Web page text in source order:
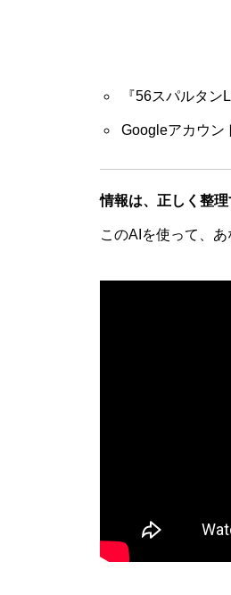
『56スパルタ
Googleアカウン
情報は、正しく整理
このAIを使って、